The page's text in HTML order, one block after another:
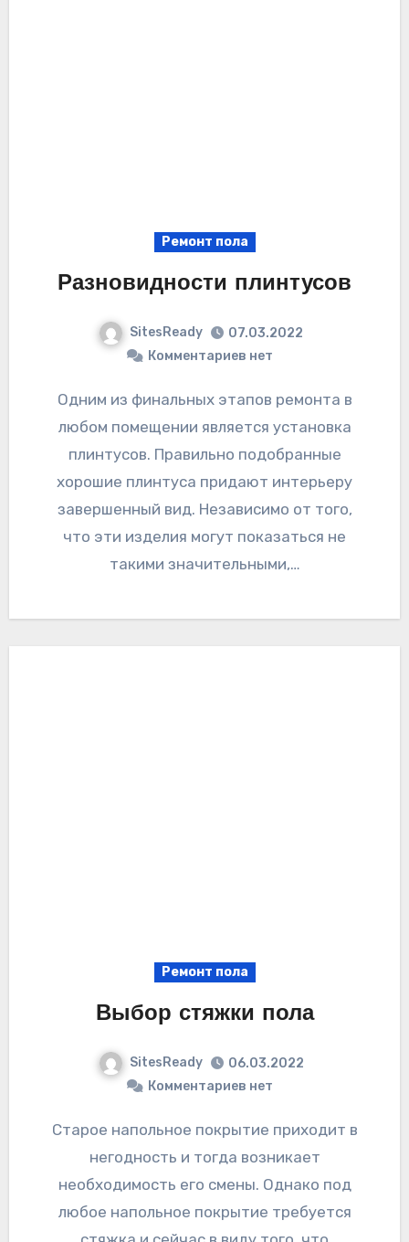
Ремонт пола
Разновидности плинтусов
SitesReady
07.03.2022
Комментариев нет
Одним из финальных этапов ремонта в
любом помещении является установка
плинтусов. Правильно подобранные
хорошие плинтуса придают интерьеру
завершенный вид. Независимо от того,
что эти изделия могут показаться не
такими значительными,…
Ремонт пола
Выбор стяжки пола
SitesReady
06.03.2022
Комментариев нет
Старое напольное покрытие приходит в
негодность и тогда возникает
необходимость его смены. Однако под
любое напольное покрытие требуется